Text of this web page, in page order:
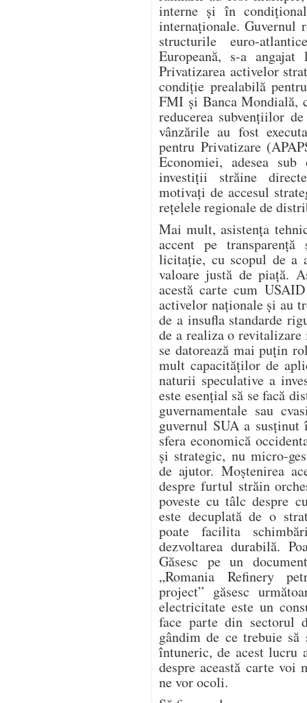
interne și în
internaționale. Guvernul
structurile euro-
Europeană, s-a
Privatizarea activelor
condiție prealabilă
FMI și Banca Mondială,
reducerea subvențiilor
vânzările au fost
pentru Privatizare
Economiei, adesea
investiții străine
motivați de accesul
rețelele regionale de
Mai mult, asistența
accent pe
licitație, cu scopul de a
valoare justă de piață.
acestă carte cum
activelor naționale și au
de a insufla standarde
de a realiza o
se datorează mai puțin
mult capacităților de
naturii speculative a
este esențial să se facă
guvernamentale sau
guvernul SUA a susținut
sfera economică
și strategic, nu micro-
de ajutor. Moștenirea
despre furtul străin
poveste cu tâlc despre
este decuplată de o
poate facilita
dezvoltarea durabilă.
Găsesc pe un
„Romania Refinery
project” găsesc
electricitate este un
face parte din sectorul
gândim de ce trebuie
întuneric, de acest lucru
despre această carte voi
ne vor ocoli.